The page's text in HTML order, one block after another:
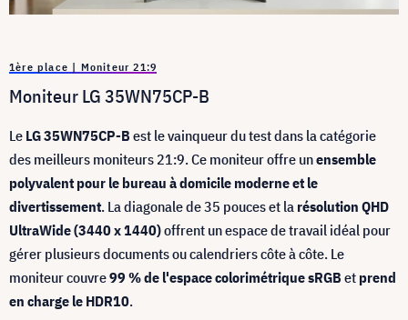
1ère place | Moniteur 21:9
Moniteur LG 35WN75CP-B
Le LG 35WN75CP-B est le vainqueur du test dans la catégorie
des meilleurs moniteurs 21:9. Ce moniteur offre unensemble
polyvalent pour le bureau à domicile moderne et le
divertissement. La diagonale de 35 pouces et la résolution QHD
UltraWide (3440 x 1440)offrent un espace de travail idéal pour
gérer plusieurs documents ou calendriers côte à côte. Le
moniteur couvre99 % de l'espace colorimétrique sRGB et prend
en charge le HDR10.